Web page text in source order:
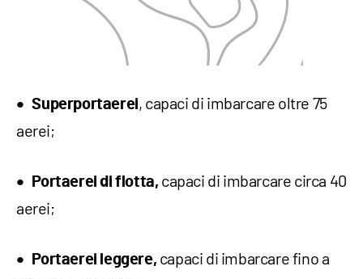
Superportaerei, capaci di imbarcare oltre 75
aerei;
Portaerei di flotta, capaci di imbarcare circa 40
aerei;
Portaerei leggere, capaci di imbarcare fino a